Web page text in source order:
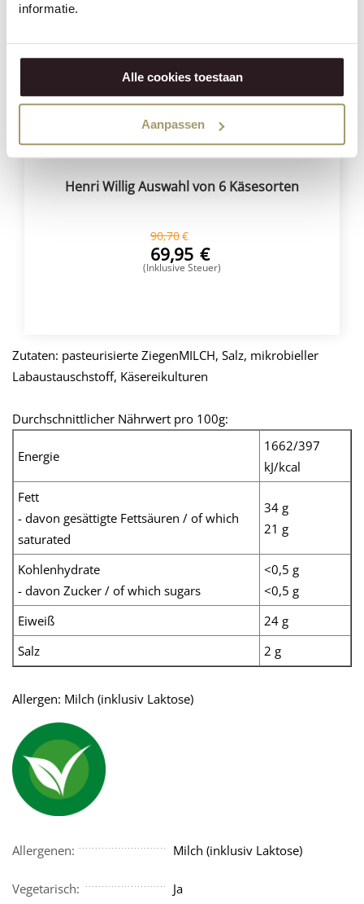
informatie.
Alle cookies toestaan
Aanpassen
Sparen Sie
Henri Willig Auswahl von 6 Käsesorten
90,70€
69,95 €
(Inklusive Steuer)
Zutaten: pasteurisierte ZiegenMILCH, Salz, mikrobieller
Labaustauschstoff, Käsereikulturen
Durchschnittlicher Nährwert pro 100g:
Energie
1662/397
kJ/kcal
Fett
- davon gesättigte Fettsäuren / of which
saturated
34 g
21 g
Kohlenhydrate
- davon Zucker / of which sugars
<0,5 g
<0,5 g
Eiweiß
24 g
Salz
2 g
Allergen: Milch (inklusiv Laktose)
Allergenen: Milch (inklusiv Laktose)
Vegetarisch: Ja